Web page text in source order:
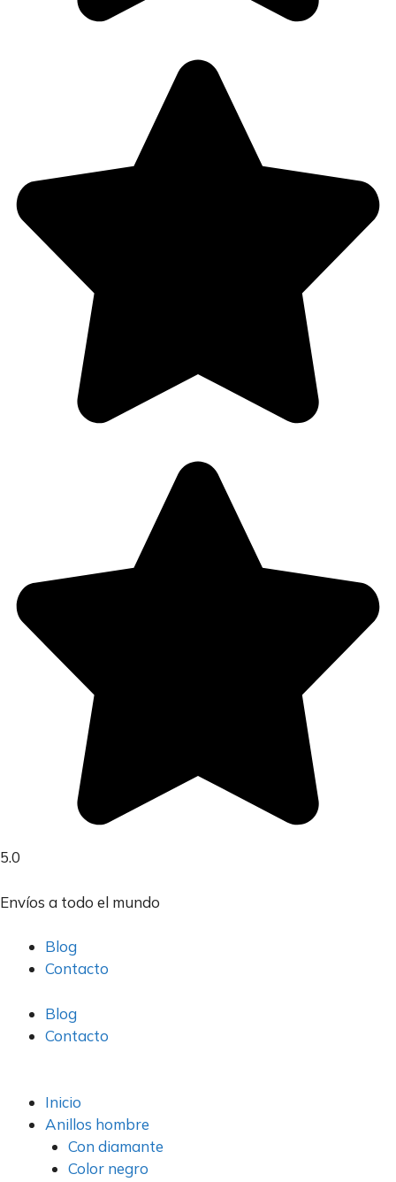
5.0
Envíos a todo el mundo
Blog
Contacto
Blog
Contacto
Inicio
Anillos hombre
Con diamante
Color negro